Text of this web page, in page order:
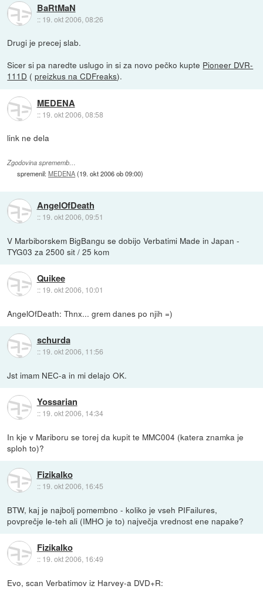
BaRtMaN
:: 19. okt 2006, 08:26
Drugi je precej slab.
Sicer si pa naredte uslugo in si za novo pečko kupte Pioneer DVR-
111D (preizkus na CDFreaks).
MEDENA
:: 19. okt 2006, 08:58
link ne dela
Zgodovina sprememb…
spremenil:MEDENA(19. okt 2006 ob 09:00)
AngelOfDeath
:: 19. okt 2006, 09:51
V Marbiborskem BigBangu se dobijo Verbatimi Made in Japan -
TYG03 za 2500 sit / 25 kom
Quikee
:: 19. okt 2006, 10:01
AngelOfDeath: Thnx... grem danes po njih =)
schurda
:: 19. okt 2006, 11:56
Jst imam NEC-a in mi delajo OK.
Yossarian
:: 19. okt 2006, 14:34
In kje v Mariboru se torej da kupit te MMC004 (katera znamka je
sploh to)?
Fizikalko
:: 19. okt 2006, 16:45
BTW, kaj je najbolj pomembno - koliko je vseh PIFailures,
povprečje le-teh ali (IMHO je to) največja vrednost ene napake?
Fizikalko
:: 19. okt 2006, 16:49
Evo, scan Verbatimov iz Harvey-a DVD+R: